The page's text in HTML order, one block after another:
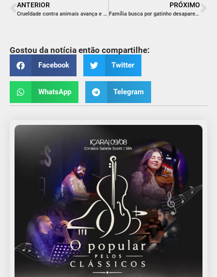
ANTERIOR
Crueldade contra animais avança e desafia resposta da lei
PRÓXIMO
Família busca por gatinho desaparecido e pede ajuda da comunidade
Gostou da notícia então compartilhe:
Facebook Twitter
WhatsApp Telegram